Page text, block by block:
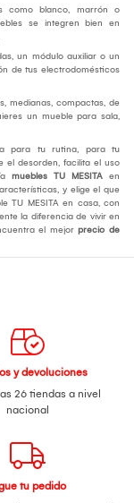
como blanco, marrón o
se integren bien en
un módulo auxiliar o un
de tus electrodomésticos
medianas, compactas, de
un mueble para sala,
para tu rutina, para tu
el desorden, facilita el uso
muebles TU MESITA en
y elige el que
TU MESITA en casa, con
la diferencia de vivir en
el mejor precio de
y devoluciones
26 tiendas a nivel
nacional
tu pedido